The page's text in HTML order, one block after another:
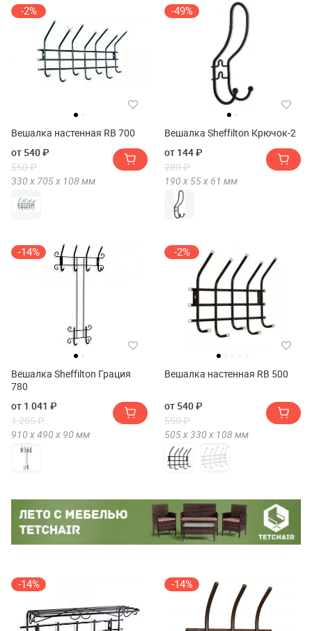
-2%
Вешалка настенная RB 700
от 540 ₽
550 ₽
330 х 705 х 108мм
-49%
Вешалка Sheffilton Крючок-2
от 144 ₽
280 ₽
190 х 55 х 61 мм
-14%
Вешалка Sheffilton Грация
780
от 1 041 ₽
1 205 ₽
910 х490 х 90 мм
-2%
Вешалка настенная RB 500
от 540 ₽
550 ₽
505 х330 х 108мм
-14% -14%